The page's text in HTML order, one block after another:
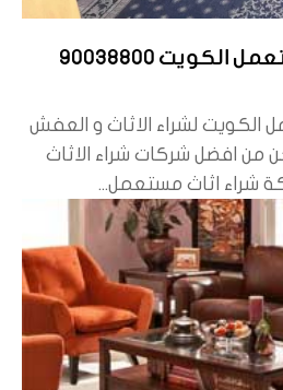
90038800
الكويت لشراء الاثاث و العفش
من افضل شركات شراء الاثاث
شراء اثاث مستعمل...